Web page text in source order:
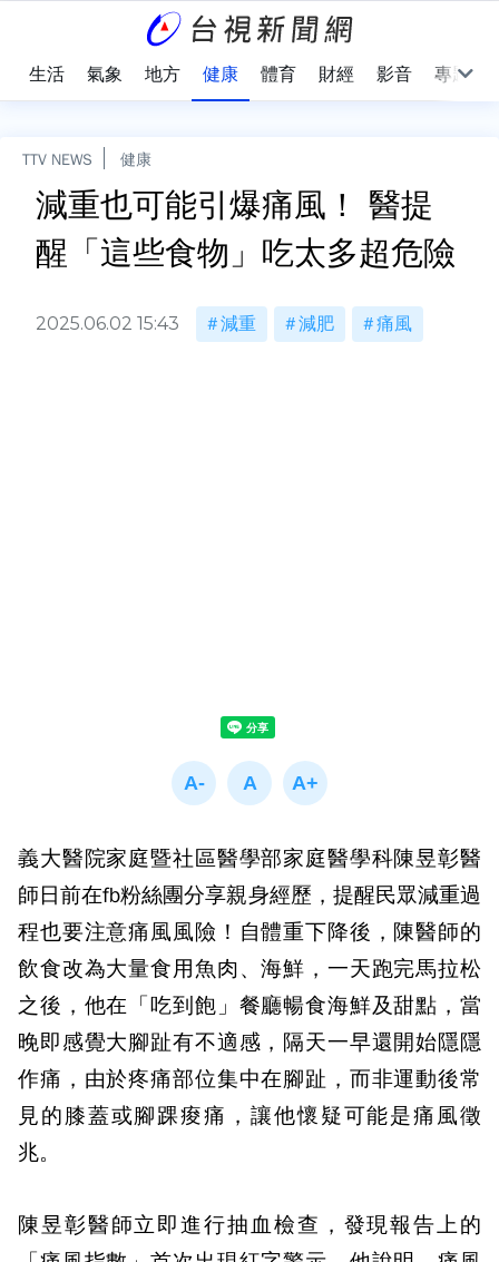
生活 氣象 地方 健康 體育 財經 影音 專題
TTV NEWS 健康
減重也可能引爆痛風！ 醫提
醒「這些食物」吃太多超危險
2025.06.02 15:43 減重 減肥 痛風
義大醫院家庭暨社區醫學部家庭醫學科陳昱彰醫
師日前在fb粉絲團分享親身經歷，提醒民眾減重過
程也要注意痛風風險！自體重下降後，陳醫師的
飲食改為大量食用魚肉、海鮮，一天跑完馬拉松
之後，他在「吃到飽」餐廳暢食海鮮及甜點，當
晚即感覺大腳趾有不適感，隔天一早還開始隱隱
作痛，由於疼痛部位集中在腳趾，而非運動後常
見的膝蓋或腳踝痠痛，讓他懷疑可能是痛風徵
兆。
陳昱彰醫師立即進行抽血檢查，發現報告上的